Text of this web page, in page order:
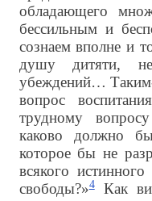
обладающего
бессильным и
сознаем вполне и
душу дитяти,
убеждений…
вопрос
трудному
каково должно
которое бы не
всякого
свободы?»4Как